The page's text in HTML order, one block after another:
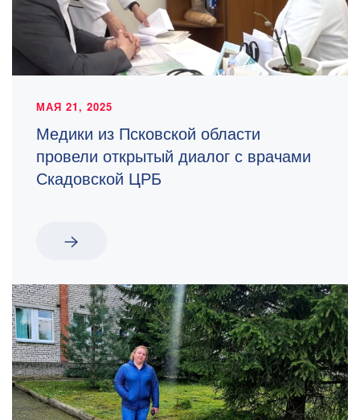
МАЯ 21, 2025
Медики из Псковской области
провели открытый диалог с врачами
Скадовской ЦРБ